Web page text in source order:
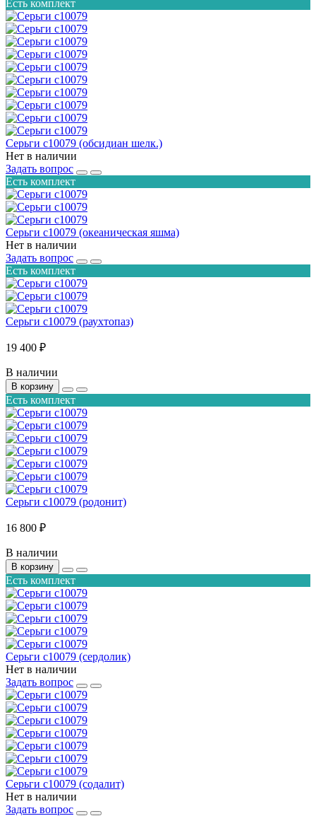
Есть комплект
Серьги с10079 (обсидиан шелк.)
Нет в наличии
Задать вопрос
Есть комплект
Серьги с10079 (океаническая яшма)
Нет в наличии
Задать вопрос
Есть комплект
Серьги с10079 (раухтопаз)
19 400 ₽
В наличии
В корзину
Есть комплект
Серьги с10079 (родонит)
16 800 ₽
В наличии
В корзину
Есть комплект
Серьги с10079 (сердолик)
Нет в наличии
Задать вопрос
Серьги с10079 (содалит)
Нет в наличии
Задать вопрос